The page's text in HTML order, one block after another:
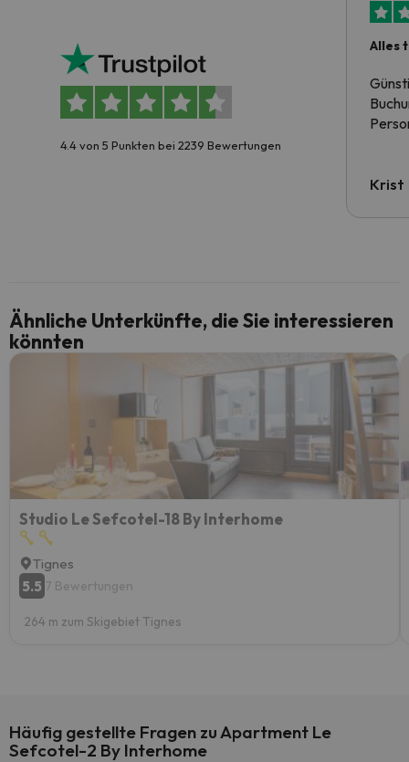
4.4 von 5 Punkten bei 2239 Bewertungen
Alles
Krist
Ähnliche Unterkünfte, die Sie interessieren
könnten
Studio Le Sefcotel-18 By Interhome
Tignes
5.5 7 Bewertungen
264 m zum Skigebiet Tignes
Häufig gestellte Fragen zu Apartment Le
Sefcotel-2 By Interhome